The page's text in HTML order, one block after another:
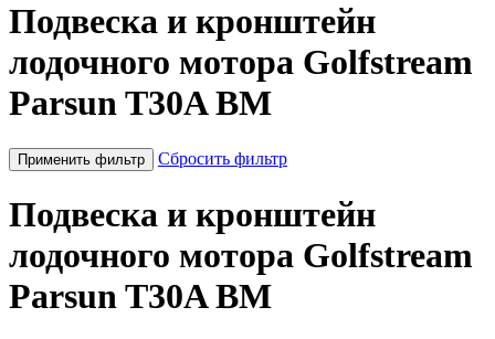
Подвеска и кронштейн
лодочного мотора Golfstream
Parsun T30A BM
Применить фильтр Сбросить фильтр
Подвеска и кронштейн
лодочного мотора Golfstream
Parsun T30A BM